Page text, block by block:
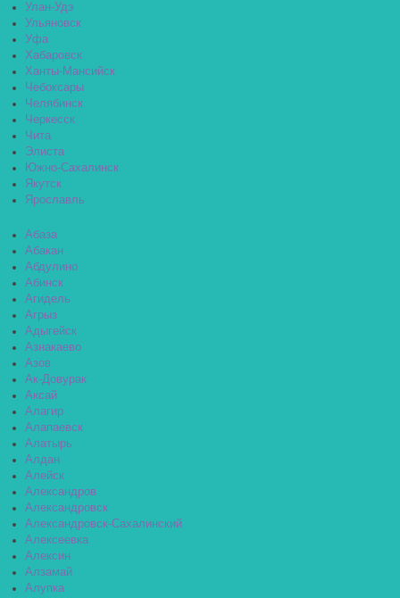
Улан-Удэ
Ульяновск
Уфа
Хабаровск
Ханты-Мансийск
Чебоксары
Челябинск
Черкесск
Чита
Элиста
Южно-Сахалинск
Якутск
Ярославль
Абаза
Абакан
Абдулино
Абинск
Агидель
Агрыз
Адыгейск
Азнакаево
Азов
Ак-Довурак
Аксай
Алагир
Алапаевск
Алатырь
Алдан
Алейск
Александров
Александровск
Александровск-Сахалинский
Алексеевка
Алексин
Алзамай
Алупка